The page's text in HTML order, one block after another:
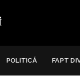
POLITICĂ FAPT